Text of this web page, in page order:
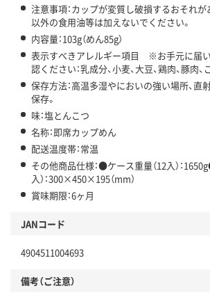
注意事項：カップが変質し破損するおそれが
以外の食用油等は加えないでください。
内容量：103g（めん85g）
表示すべきアレルギー項目 ※お手元に届
認ください：乳成分、小麦、大豆、鶏肉、豚肉、
保存方法：高温多湿やにおいの強い場所、直
保存。
味：塩とんこつ
名称：即席カップめん
配送温度帯：常温
その他商品仕様：●ケース重量（12入）：
入）：300×450×195（mm）
賞味期限：6ヶ月
JANコード
4904511004693
備考（ご注意）